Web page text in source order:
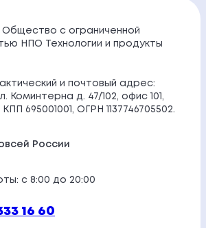
Общество с ограниченной
НПО Технологии и продукты
и почтовый адрес:
Коминтерна д. 47/102, офис 101,
695001001, ОГРН 1137746705502.
всей России
с 8:00 до 20:00
16 60